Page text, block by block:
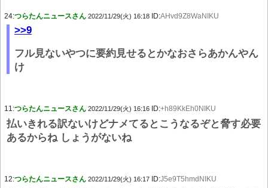
24:つらたんニュースさん 2022/11/29(火) 16:18 ID:AHvd9Z8WaNIKU
>>9
フル見ないやつに要約見せるとかなおさらあかんやん
け
11:つらたんニュースさん 2022/11/29(火) 16:16 ID:+h89KkEh0NIKU
払いきれる訳ないけどナメてるとこうなるぞと脅す必要
あるからね しょうがないね
12:つらたんニュースさん 2022/11/29(火) 16:17 ID:J5e9T5hmdNIKU